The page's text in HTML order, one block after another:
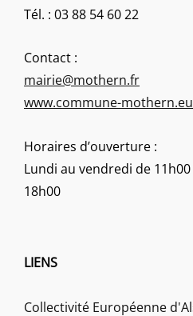
Tél. : 03 88 54 60 22
Contact :
mairie@mothern.fr
www.commune-mothern.eu
Horaires d’ouverture :
Lundi au vendredi de
18h00
LIENS
Collectivité Européenne